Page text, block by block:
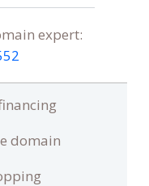
expert:
domain